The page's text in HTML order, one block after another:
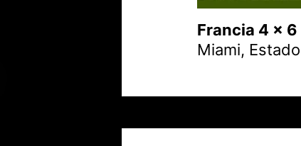
Francia 4 x
Miami,